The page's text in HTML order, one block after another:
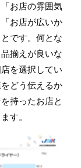
お店の雰囲気
お店が広いか
です。何とな
揃えが良いな
を選択してい
どう伝えるか
持ったお店と
す。